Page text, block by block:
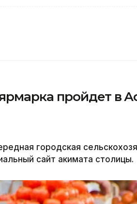
пройдет в
городская
сайт акимата столицы.